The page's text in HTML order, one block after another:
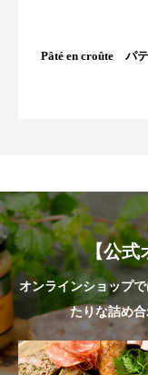
Pâté en croûte パ
【公式
オンラインショップ
たりな詰め合